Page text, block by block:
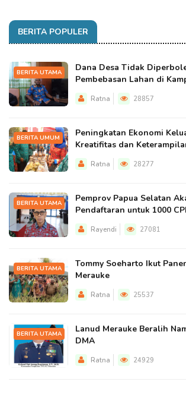
BERITA POPULER
BERITA UTAMA
Dana Desa Tidak
Pembebasan Lahan di
Ratna 28857
BERITA UMUM
Peningkatan Ekonomi
Kreatifitas dan
Ratna 28277
BERITA UTAMA
Pemprov Papua Selatan
Pendaftaran untuk 1000
Rayendi 27081
BERITA UTAMA
Tommy Soeharto Ikut
Merauke
Ratna 25537
BERITA UTAMA
Lanud Merauke Beralih
DMA
Ratna 24929